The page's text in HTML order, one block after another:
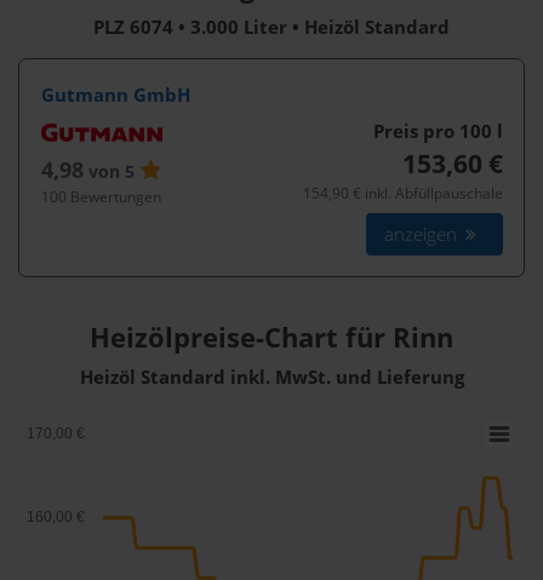
PLZ 6074 • 3.000 Liter • Heizöl Standard
Gutmann GmbH
4,98 von 5
100 Bewertungen
Preis pro 100 l
153,60 €
154,90 € inkl. Abfüllpauschale
anzeigen
Heizölpreise-Chart für Rinn
Heizöl Standard inkl. MwSt. und Lieferung
160,00 €
170,00 €